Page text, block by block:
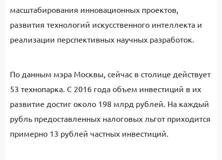
масштабирования инновационных проектов,
развития технологий искусственного интеллекта и
реализации перспективных научных разработок.
По данным мэра Москвы, сейчас в столице действует
53 технопарка. С 2016 года объем инвестиций в их
развитие достиг около 198 млрд рублей. На каждый
рубль предоставленных налоговых льгот приходится
примерно 13 рублей частных инвестиций.